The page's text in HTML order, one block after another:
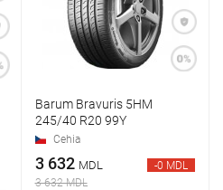
Barum Bravuris 5HM
245/40 R20 99Y
Cehia
3 632 MDL
3 632 MDL
-0 MDL